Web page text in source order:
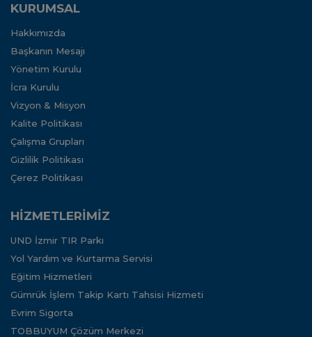
KURUMSAL
Hakkımızda
Başkanın Mesajı
Yönetim Kurulu
İcra Kurulu
Vizyon & Misyon
Kalite Politikası
Çalışma Grupları
Gizlilik Politikası
Çerez Politikası
HİZMETLERİMİZ
UND İzmir TIR Parkı
Yol Yardım ve Kurtarma Servisi
Eğitim Hizmetleri
Gümrük İşlem Takip Kartı Tahsisi Hizmeti
Evrim Sigorta
TOBBUYUM Çözüm Merkezi